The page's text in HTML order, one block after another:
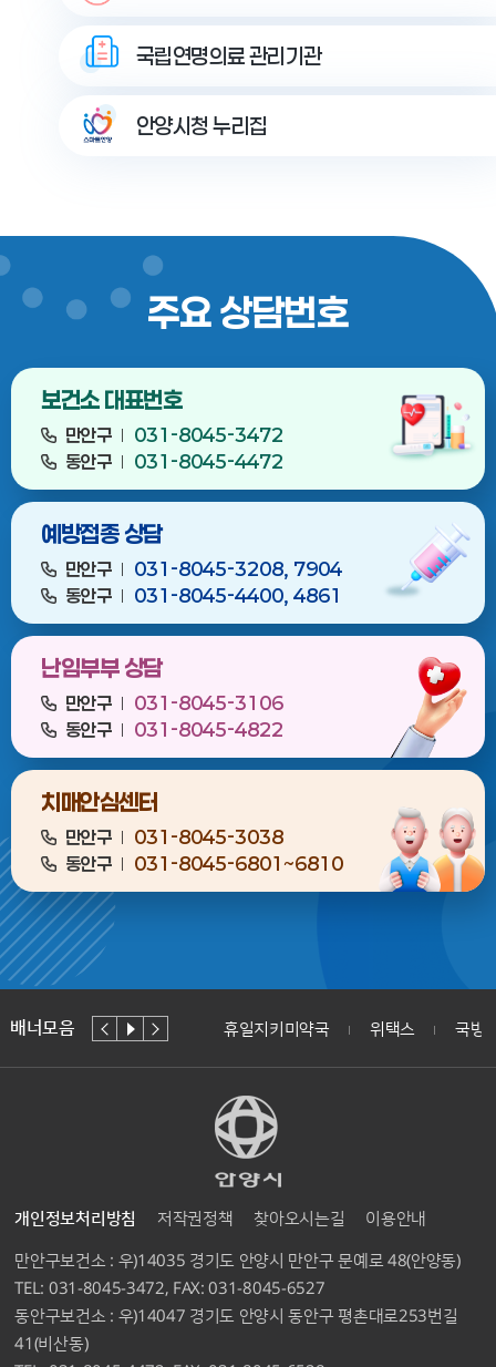
국립연명의료 관리기관
안양시청 누리집
주요 상담번호
보건소 대표번호
만안구
031-8045-3472
동안구
031-8045-4472
예방접종 상담
만안구
031-8045-3208, 7904
동안구
031-8045-4400, 4861
난임부부 상담
만안구
031-8045-3106
동안구
031-8045-4822
치매안심센터
만안구
031-8045-3038
동안구
031-8045-6801~6810
배너모음
경기도 보건복지부 휴일지키미약국 위택스 국방
개인정보처리방침 저작권정책 찾아오시는길 이용안내
만안구보건소 : 우)14035 경기도 안양시 만안구 문예로 48(안양동)
TEL: 031-8045-3472, FAX: 031-8045-6527
동안구보건소 : 우)14047 경기도 안양시 동안구 평촌대로253번길
41(비산동)